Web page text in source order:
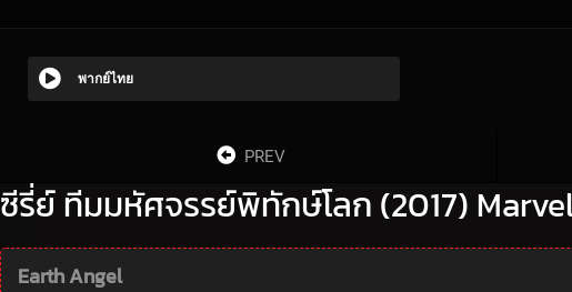
พากย์ไทย
PREV
ซีรี่ย์ ทีมมหัศจรรย์พิทักษ์โลก (2017)
Earth Angel